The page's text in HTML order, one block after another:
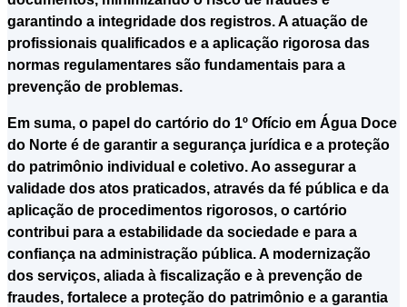
garantindo a integridade dos registros. A atuação de
profissionais qualificados e a aplicação rigorosa das
normas regulamentares são fundamentais para a
prevenção de problemas.
Em suma, o papel do cartório do 1º Ofício em Água Doce
do Norte é de garantir a segurança jurídica e a proteção
do patrimônio individual e coletivo. Ao assegurar a
validade dos atos praticados, através da fé pública e da
aplicação de procedimentos rigorosos, o cartório
contribui para a estabilidade da sociedade e para a
confiança na administração pública. A modernização
dos serviços, aliada à fiscalização e à prevenção de
fraudes, fortalece a proteção do patrimônio e a garantia